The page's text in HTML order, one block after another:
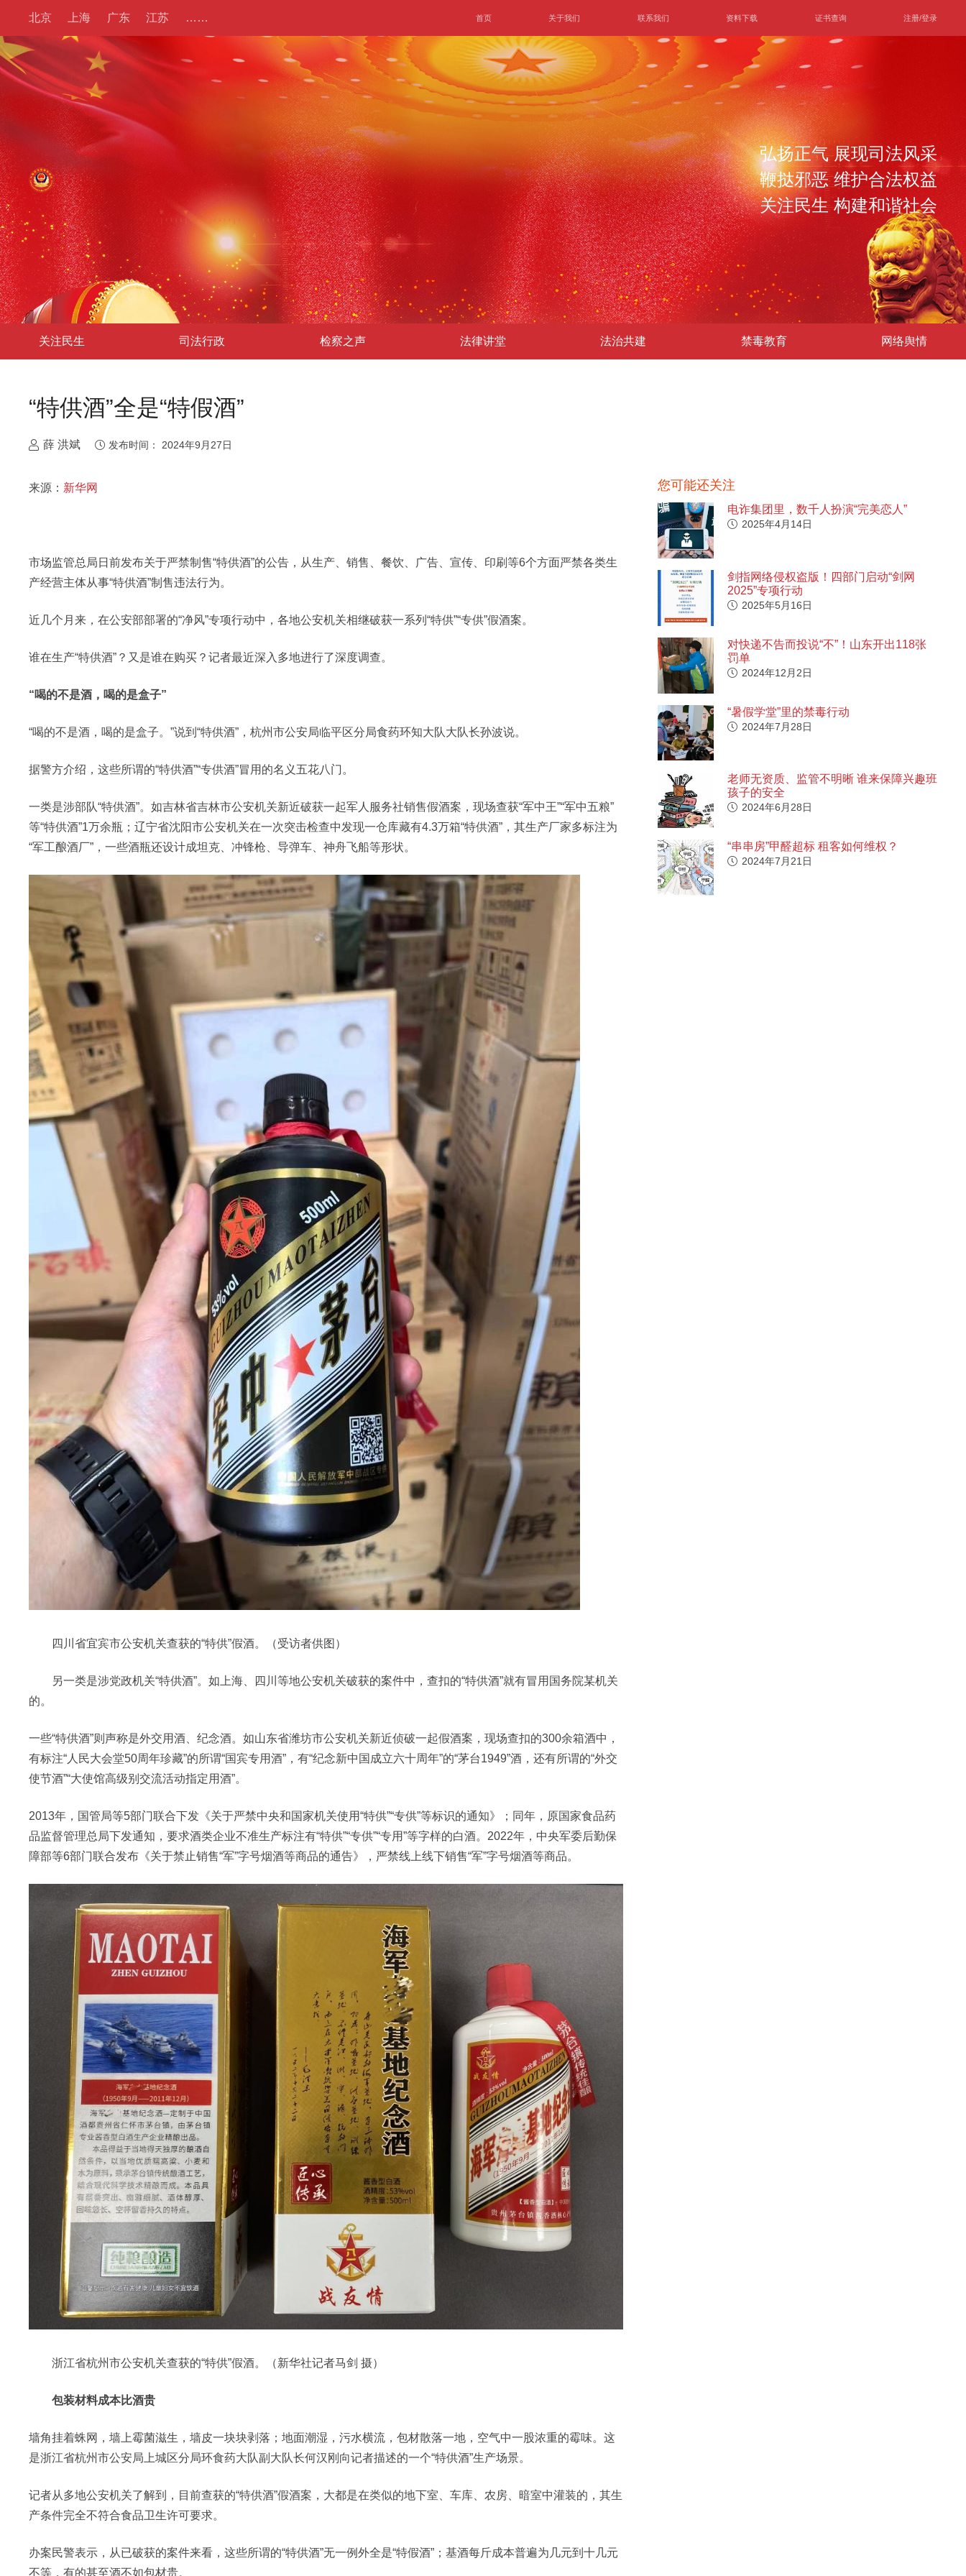
北京 上海 广东 江苏 …… 首页 关于我们 联系我们 资料下载 证书查询 注册/登录
弘扬正气 展现司法风采
鞭挞邪恶 维护合法权益
关注民生 构建和谐社会
关注民生 司法行政 检察之声 法律讲堂 法治共建 禁毒教育 网络舆情
“特供酒”全是“特假酒”
薛 洪斌 发布时间： 2024年9月27日
来源： 新华网
市场监管总局日前发布关于严禁制售“特供酒”的公告，从生产、销售、餐饮、广告、宣传、印刷等6个方面严禁各类生
产经营主体从事“特供酒”制售违法行为。
近几个月来，在公安部部署的“净风”专项行动中，各地公安机关相继破获一系列“特供”“专供”假酒案。
谁在生产“特供酒”？又是谁在购买？记者最近深入多地进行了深度调查。
“喝的不是酒，喝的是盒子”
“喝的不是酒，喝的是盒子。”说到“特供酒”，杭州市公安局临平区分局食药环知大队大队长孙波说。
据警方介绍，这些所谓的“特供酒”“专供酒”冒用的名义五花八门。
一类是涉部队“特供酒”。如吉林省吉林市公安机关新近破获一起军人服务社销售假酒案，现场查获“军中王”“军中五粮”
等“特供酒”1万余瓶；辽宁省沈阳市公安机关在一次突击检查中发现一仓库藏有4.3万箱“特供酒”，其生产厂家多标注为
“军工酿酒厂”，一些酒瓶还设计成坦克、冲锋枪、导弹车、神舟飞船等形状。
四川省宜宾市公安机关查获的“特供”假酒。（受访者供图）
另一类是涉党政机关“特供酒”。如上海、四川等地公安机关破获的案件中，查扣的“特供酒”就有冒用国务院某机关
的。
一些“特供酒”则声称是外交用酒、纪念酒。如山东省潍坊市公安机关新近侦破一起假酒案，现场查扣的300余箱酒中，
有标注“人民大会堂50周年珍藏”的所谓“国宾专用酒”，有“纪念新中国成立六十周年”的“茅台1949”酒，还有所谓的“外交
使节酒”“大使馆高级别交流活动指定用酒”。
2013年，国管局等5部门联合下发《关于严禁中央和国家机关使用“特供”“专供”等标识的通知》；同年，原国家食品药
品监督管理总局下发通知，要求酒类企业不准生产标注有“特供”“专供”“专用”等字样的白酒。2022年，中央军委后勤保
障部等6部门联合发布《关于禁止销售“军”字号烟酒等商品的通告》，严禁线上线下销售“军”字号烟酒等商品。
浙江省杭州市公安机关查获的“特供”假酒。（新华社记者马剑 摄）
包装材料成本比酒贵
墙角挂着蛛网，墙上霉菌滋生，墙皮一块块剥落；地面潮湿，污水横流，包材散落一地，空气中一股浓重的霉味。这
是浙江省杭州市公安局上城区分局环食药大队副大队长何汉刚向记者描述的一个“特供酒”生产场景。
记者从多地公安机关了解到，目前查获的“特供酒”假酒案，大都是在类似的地下室、车库、农房、暗室中灌装的，其生
产条件完全不符合食品卫生许可要求。
办案民警表示，从已破获的案件来看，这些所谓的“特供酒”无一例外全是“特假酒”；基酒每斤成本普遍为几元到十几元
不等，有的甚至酒不如包材贵。
您可能还关注
电诈集团里，数千人扮演“完美恋人”
2025年4月14日
剑指网络侵权盗版！四部门启动“剑网
2025”专项行动
2025年5月16日
对快递不告而投说“不”！山东开出118张
罚单
2024年12月2日
“暑假学堂”里的禁毒行动
2024年7月28日
老师无资质、监管不明晰 谁来保障兴趣班
孩子的安全
2024年6月28日
“串串房”甲醛超标 租客如何维权？
2024年7月21日